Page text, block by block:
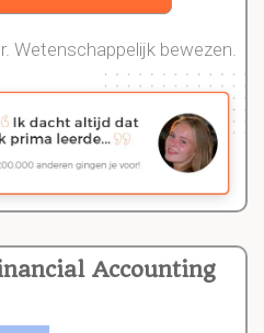
Accounting
Wetenschappelijk bewezen.